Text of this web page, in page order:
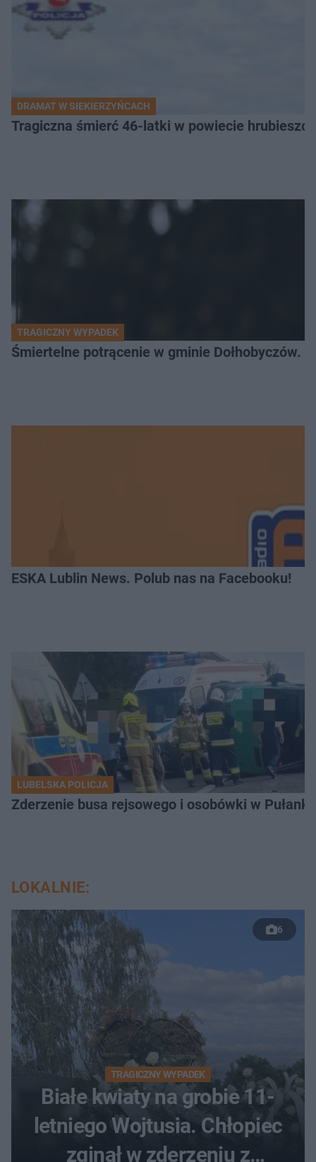
DRAMAT W SIEKIERZYŃCACH
Tragiczna śmierć 46-latki w powiecie
TRAGICZNY WYPADEK
Śmiertelne potrącenie w gminie Dołhobyczów.
ESKA Lublin News. Polub nas na Facebooku!
LUBELSKA POLICJA
Zderzenie busa rejsowego i osobówki w
LOKALNIE:
6
TRAGICZNY WYPADEK
Białe kwiaty na grobie 11-
letniego Wojtusia. Chłopiec
zginął w zderzeniu z